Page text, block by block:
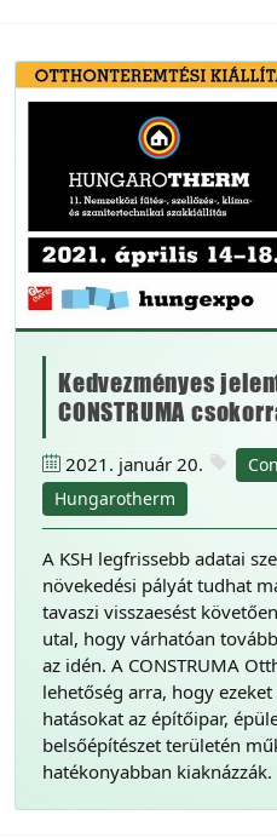
Kedvezményes
CONSTRUMA
2021. január 20.
Hungarotherm
A KSH legfrissebb adatai
növekedési pályát tudhat
tavaszi visszaesést
utal, hogy várhatóan
az idén. A CONSTRUMA
lehetőség arra, hogy
hatásokat az építőipar,
belsőépítészet területén
hatékonyabban kiaknázzák.